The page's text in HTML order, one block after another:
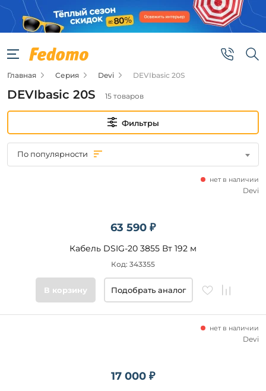
Фильтры
Цена
от
Главная Серия Devi DEVIbasic 20S
DEVIbasic 20S 15 товаров
Фильтры
По популярности
63 590 ₽
Кабель DSIG-20 3855 Вт 192 м
нет в наличии
Код: 343355
Devi
В корзину Подобрать аналог
17 000 ₽
нет в наличии
Devi